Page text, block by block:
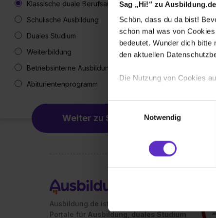
Sag „Hi!“ zu
Schön, dass du da bist!
schon mal was von
bedeutet. Wunder dich
den aktuellen
Die Nutzung von Cookies
Wir verwenden Cookies zur
Webseite getroffenen
(„Statistiken“), um
Partner führen diese
zu. . In diesem Fall sowie
Einwilligungsauswahl
Notwendig
Klassische duale Berufsausbildung
Schulische Ausbildung
Duales Studium
Weiterbildung
Betriebsinterne Ausbildung
Abiturientenprogramm
Weiter zu Schritt 2
Ausbildung.de ist eines der führenden
Portale für Ausbildung, duales Studium